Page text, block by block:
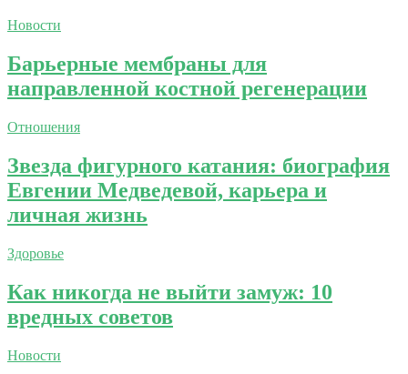
Новости
Барьерные мембраны для
направленной костной регенерации
Отношения
Звезда фигурного катания: биография
Евгении Медведевой, карьера и
личная жизнь
Здоровье
Как никогда не выйти замуж: 10
вредных советов
Новости